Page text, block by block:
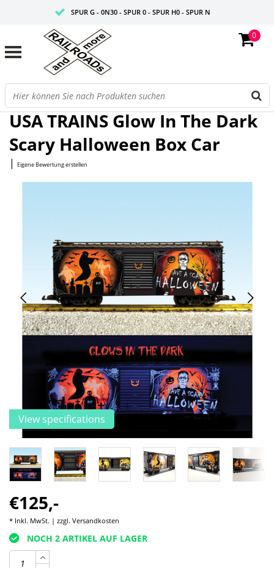
SPUR G - 0N30 - SPUR 0 - SPUR H0 - SPUR N
0
Startseite/Glow In The Dark Scary Halloween Box Car
USA TRAINS Glow In The Dark
Scary Halloween Box Car
| Eigene Bewertung erstellen
View specifications
€125,-
* Inkl. MwSt. | zzgl. Versandkosten
NOCH 2 ARTIKEL AUF LAGER